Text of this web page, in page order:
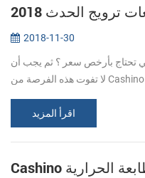
ترويج الحدث 2018
2018-11-30
تحتاج بأرخص سعر ؟ ثم يجب أن
لا تفوت هذه الفرصة من Cashino عيد الميلاد الطابعات الترويج. من نوفمبر.
اقرأ المزيد